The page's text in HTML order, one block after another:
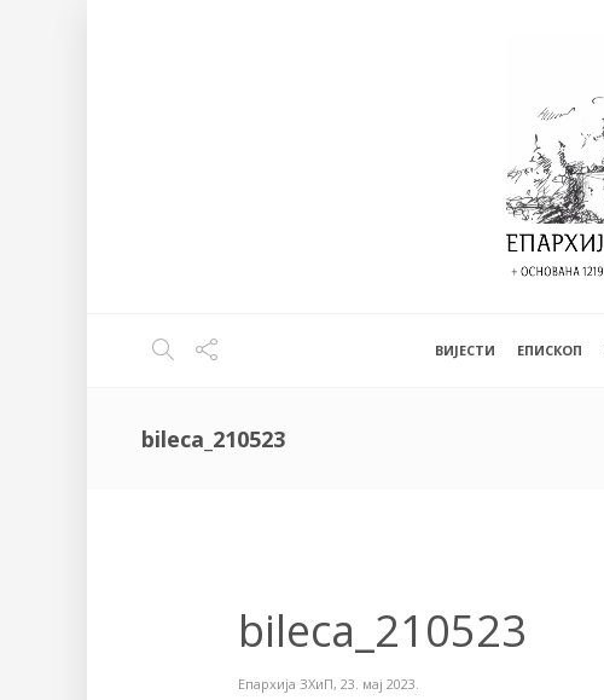
ВИЈЕСТИ EПИСКОП
bileca_210523
bileca_210523
Епархија ЗХиП, 23. мај 2023.